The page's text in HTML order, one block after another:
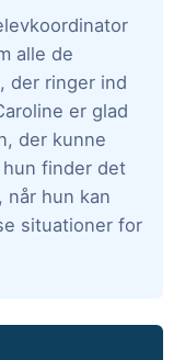
alle de
der ringer ind
er glad
der kunne
finder det
hun kan
situationer for